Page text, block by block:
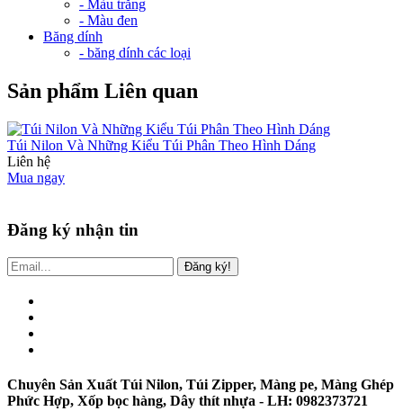
- Màu trắng
- Màu đen
Băng dính
- băng dính các loại
Sản phẩm Liên quan
Túi Nilon Và Những Kiểu Túi Phân Theo Hình Dáng
Liên hệ
Mua ngay
Đăng ký nhận tin
Đăng ký!
Chuyên Sản Xuất Túi Nilon, Túi Zipper, Màng pe, Màng Ghép
Phức Hợp, Xốp bọc hàng, Dây thít nhựa - LH: 0982373721